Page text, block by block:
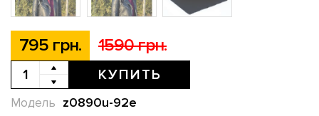
795 грн. 1590 грн.
КУПИТЬ
z0890u-92e
Модель